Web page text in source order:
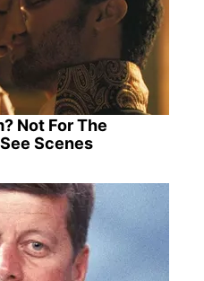
Not For The
Scenes